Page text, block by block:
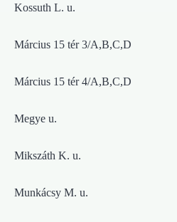
Kossuth L. u.
Március 15 tér 3/A,B,C,D
Március 15 tér 4/A,B,C,D
Megye u.
Mikszáth K. u.
Munkácsy M. u.